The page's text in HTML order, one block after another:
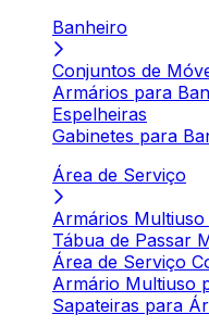
Banheiro
Conjuntos de
Armários para
Espelheiras
Gabinetes para
Área de Serviço
Armários
Tábua de Passar
Área de Serviço
Armário Multiuso
Sapateiras para